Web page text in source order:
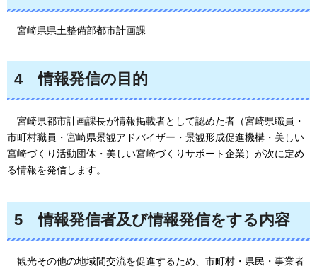
宮崎県県土整備部都市計画課
4 情報発信の目的
宮崎県都市計画課長が情報掲載者として認めた者（宮崎県職員・
市町村職員・宮崎県景観アドバイザー・景観形成促進機構・美しい
宮崎づくり活動団体・美しい宮崎づくりサポート企業）が次に定め
る情報を発信します。
5 情報発信者及び情報発信をする内容
観光その他の地域間交流を促進するため、市町村・県民・事業者